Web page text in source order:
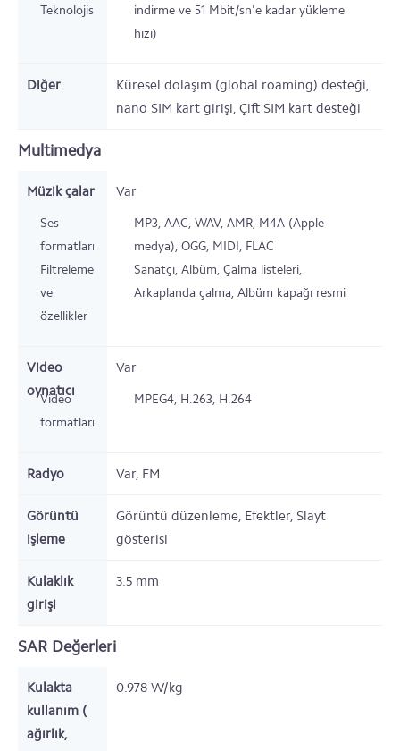
Teknolojisi
indirme ve 51 Mbit/sn'e kadar yükleme
hızı)
Diğer
Küresel dolaşım (global roaming) desteği,
nano SIM kart girişi, Çift SIM kart desteği
Multimedya
Müzik çalar Var
Ses
formatları
MP3, AAC, WAV, AMR, M4A (Apple
medya), OGG, MIDI, FLAC
Filtreleme
ve
özellikler
Sanatçı, Albüm, Çalma listeleri,
Arkaplanda çalma, Albüm kapağı resmi
Video
oynatıcı
Var
Video
formatları
MPEG4, H.263, H.264
Radyo Var, FM
Görüntü
işleme
Görüntü düzenleme, Efektler, Slayt
gösterisi
Kulaklık
girişi
3.5 mm
SAR Değerleri
Kulakta
kullanım (
ağırlık,
0.978 W/kg